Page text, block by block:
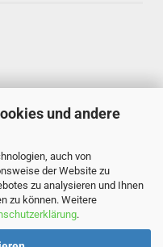
und andere
auch von
der Website zu
zu analysieren und Ihnen
zu können. Weitere
.